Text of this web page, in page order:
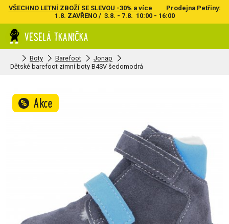
VŠECHNO LETNÍ ZBOŽÍ SE SLEVOU -30% a více
Prodejna Petřiny:
1.8. ZAVŘENO / 3.8. - 7.8. 10:00 - 16:00
Boty Barefoot
Jonap
Dětské barefoot zimní boty B4SV šedomodrá
% Akce